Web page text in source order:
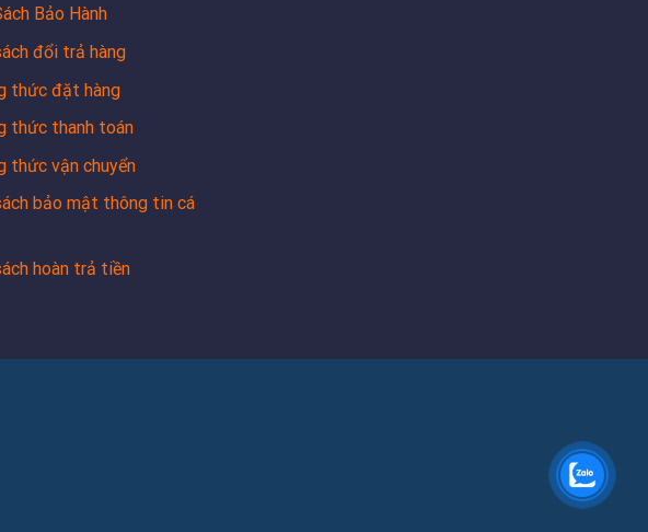
Bảo Hành
đổi trả hàng
thức đặt hàng
thức thanh toán
thức vận chuyển
bảo mật thông tin cá
hoàn trả tiền